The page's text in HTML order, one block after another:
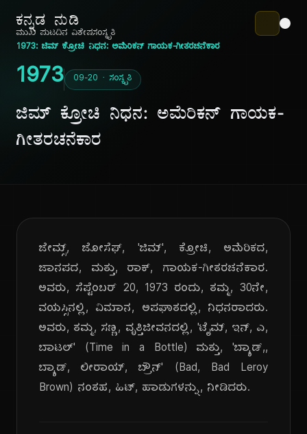
ಕನ್ನಡ ನುಡಿ
ಮುಖ ಪುಟದಿನ ವಿಶೇಷಸಂಸ್ಕೃತಿ
1973: ಜಿಮ್ ಕ್ರೋಚಿ ನಿಧನ: ಅಮೆರಿಕನ್ ಗಾಯಕ-ಗೀತರಚನೆಕಾರ
1973 09-20 · ಸಂಸ್ಕೃತಿ
ಜಿಮ್ ಕ್ರೋಚಿ ನಿಧನ: ಅಮೆರಿಕನ್ ಗಾಯಕ-
ಗೀತರಚನೆಕಾರ
ಜೇಮ್ಸ್, ಜೋಸೆಫ್, 'ಜಿಮ್', ಕ್ರೋಚಿ, ಅಮೆರಿಕದ,
ಜಾನಪದ, ಮತ್ತು, ರಾಕ್, ಗಾಯಕ-ಗೀತರಚನೆಕಾರ.
ಅವರು, ಸೆಪ್ಟೆಂಬರ್ 20, 1973 ರಂದು, ತಮ್ಮ, 30ನೇ,
ವಯಸ್ಸಿನಲ್ಲಿ, ವಿಮಾನ, ಅಪಘಾತದಲ್ಲಿ, ನಿಧನರಾದರು.
ಅವರು, ತಮ್ಮ, ಸಣ್ಣ, ವೃತ್ತಿಜೀವನದಲ್ಲಿ, 'ಟೈಮ್, ಇನ್, ಎ,
ಬಾಟಲ್' (Time in a Bottle) ಮತ್ತು, 'ಬ್ಯಾಡ್,,
ಬ್ಯಾಡ್, ಲೀರಾಯ್, ಬ್ರೌನ್' (Bad, Bad Leroy
Brown) ನಂತಹ, ಹಿಟ್, ಹಾಡುಗಳನ್ನು, ನೀಡಿದರು.